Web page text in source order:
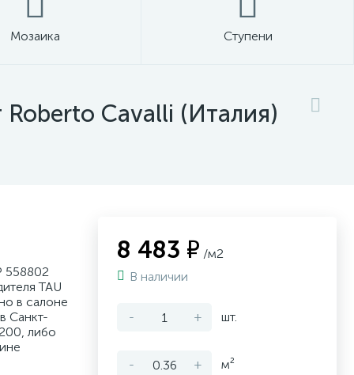
Мозаика Ступени
Roberto Cavalli (Италия)
558802
TAU
в салоне
Санкт-
либо
8 483 ₽ /м2
В наличии
- + шт.
- + м²